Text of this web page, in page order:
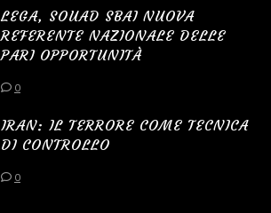
LEGA, SOUAD SBAI NUOVA
REFERENTE NAZIONALE DELLE
PARI OPPORTUNITÀ
0
IRAN: IL TERRORE COME TECNICA
DI CONTROLLO
0